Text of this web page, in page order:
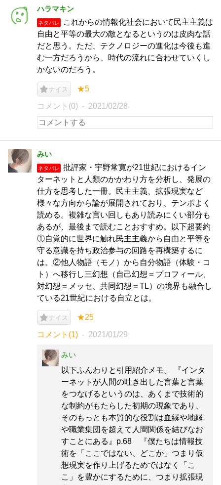
ハラマキン
ネタバレ
これからの情報化社会において民主主義は
自由と平等の最大の敵となるというのは皮肉な話
だと思う。ただ、テクノロジーの進化は今後も進
む一方だろうから、時代の流れに合わせていくし
かないのだろう。
ナイス ★5
コメント(0) 2021/02/28
みい
ネタバレ
批評家・宇野常寛が21世紀におけるイン
ターネットと人類のかかわり方を分析し、発展の
仕方を思考した一冊。民主主義、拡張現実など
様々な方向から論が展開されており、テンポよく
読める。複雑な言い回しもあり読みにくい部分も
あるが、最後まで読むことおすすめ。以下超要約
①自覚的に世界に触れ民主主義から自由と平等を
守る意識を持ち政治参与の回路を再構築するに
は。②他人物語（モノ）から自分物語（体験・コ
ト）へ移行し三幻想（自己幻想＝プロフィール、
対幻想＝メッセ、共同幻想＝TL）の境界も融合し
ている21世紀における自立とは。
ナイス ★25
コメント(1) 2021/01/29
みい
以下ふんわりと引用紹介メモ。 『インタ
ーネットが人間の吐き出した言葉と言葉
をつなげるというのは、あくまで技術的
な制約がもたらした初期の現象であり、
そのもっとも本質的な役割は血縁や地縁
や職業集団を超えて人間関係を結びなお
すことにある』p.68 『僕たちは情報技
術を「ここではない、どこか」つまり仮
想現実を作り上げるためではなく「こ
こ」を豊かにするために、つまり拡張現